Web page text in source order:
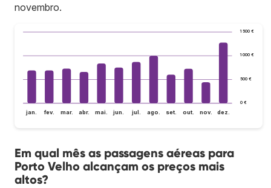
novembro.
0 €
500 €
1 000 €
1 500 €
jan. fev. mar. abr. mai. jun. jul. ago. set. out. nov. dez.
Em qual mês as passagens aéreas para
Porto Velho alcançam os preços mais
altos?